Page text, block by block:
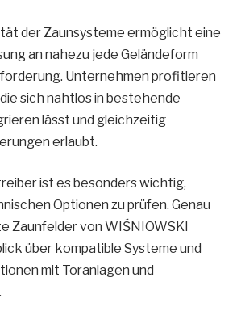
der Zaunsysteme ermöglicht eine
an nahezu jede Geländeform
Unternehmen profitieren
sich nahtlos in bestehende
lässt und gleichzeitig
erlaubt.
ist es besonders wichtig,
Optionen zu prüfen. Genau
Zaunfelder von WIŚNIOWSKI
über kompatible Systeme und
mit Toranlagen und